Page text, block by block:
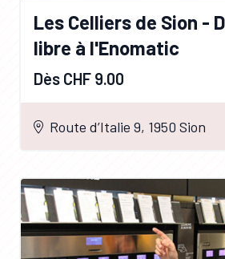
Les Celliers de Sion -
libre à l'Enomatic
Dès CHF 9.00
Route d’Italie 9, 1950 Sion